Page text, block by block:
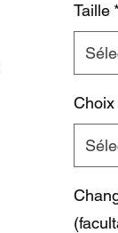
Taille *